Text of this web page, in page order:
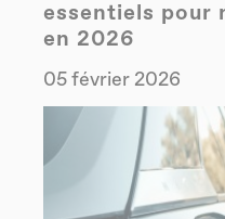
essentiels pour
en 2026
05 février 2026